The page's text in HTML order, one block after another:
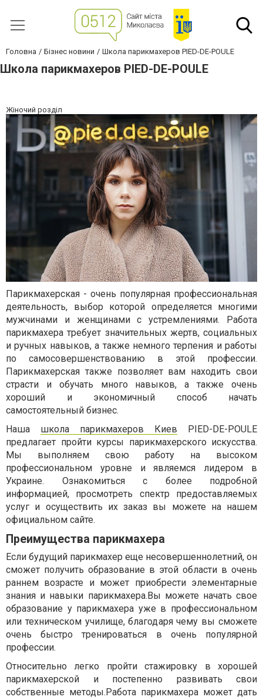
Головна Бізнес новини Школа парикмахеров PIED-DE-POULE
Школа парикмахеров PIED-DE-POULE
Жіночий розділ
Парикмахерская - очень популярная профессиональная
деятельность, выбор которой определяется многими
мужчинами и женщинами с устремлениями. Работа
парикмахера требует значительных жертв, социальных
и ручных навыков, а также немного терпения и работы
по самосовершенствованию в этой профессии.
Парикмахерская также позволяет вам находить свои
страсти и обучать много навыков, а также очень
хороший и экономичный способ начать
самостоятельный бизнес.
Наша школа парикмахеров Киев PIED-DE-POULE
предлагает пройти курсы парикмахерского искусства.
Мы выполняем свою работу на высоком
профессиональном уровне и являемся лидером в
Украине. Ознакомиться с более подробной
информацией, просмотреть спектр предоставляемых
услуг и осуществить их заказ вы можете на нашем
официальном сайте.
Преимущества парикмахера
Если будущий парикмахер еще несовершеннолетний, он
сможет получить образование в этой области в очень
раннем возрасте и может приобрести элементарные
знания и навыки парикмахера.Вы можете начать свое
образование у парикмахера уже в профессиональном
или техническом училище, благодаря чему вы сможете
очень быстро тренироваться в очень популярной
профессии.
Относительно легко пройти стажировку в хорошей
парикмахерской и постепенно развивать свои
собственные методы.Работа парикмахера может дать